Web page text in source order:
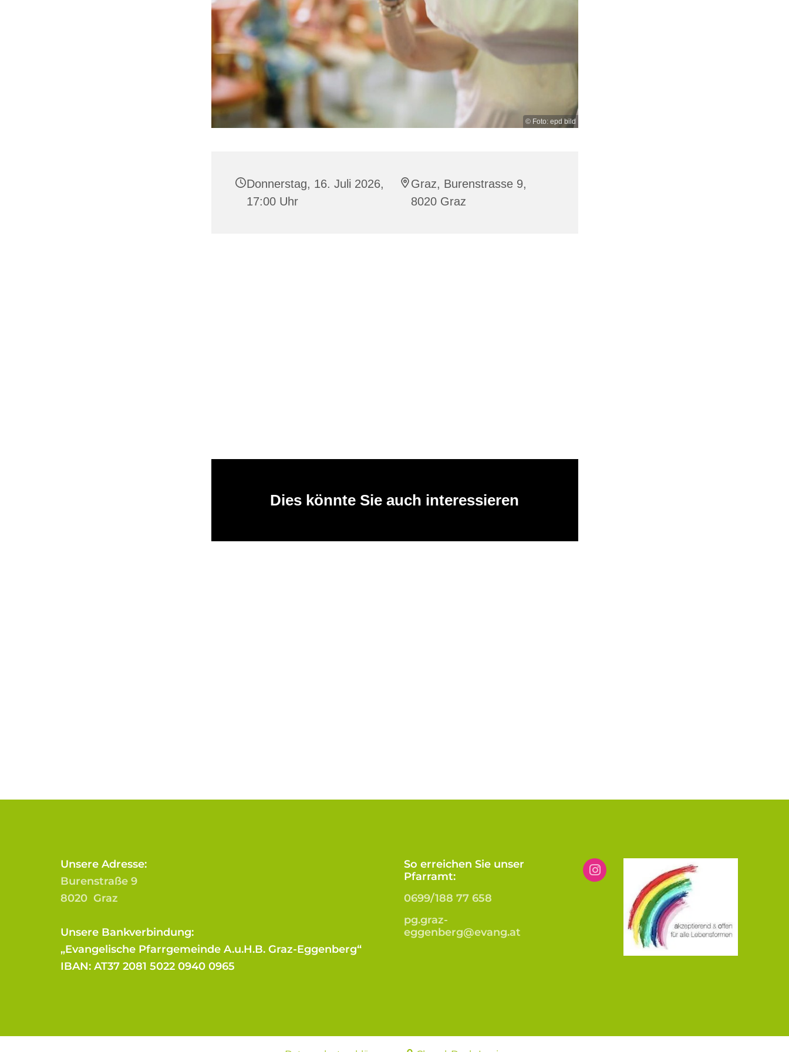
© Foto: epd bild
Donnerstag, 16. Juli 2026,
17:00 Uhr
Graz, Burenstrasse 9,
8020 Graz
Dies könnte Sie auch interessieren
Unsere Adresse:
Burenstraße 9
8020 Graz
Unsere Bankverbindung:
„Evangelische Pfarrgemeinde A.u.H.B. Graz-Eggenberg“
IBAN: AT37 2081 5022 0940 0965
So erreichen Sie unser
Pfarramt:
0699/188 77 658
pg.graz-
eggenberg@evang.at